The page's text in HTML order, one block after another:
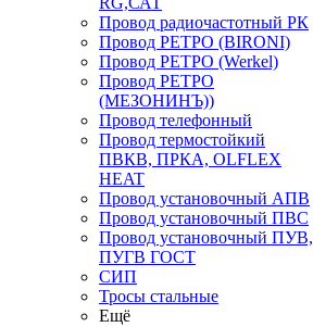
Провод радиочастотный РК
Провод РЕТРО (BIRONI)
Провод РЕТРО (Werkel)
Провод РЕТРО
(МЕЗОНИНЪ))
Провод телефонный
Провод термостойкий
ПВКВ, ПРКА, OLFLEX
HEAT
Провод установочный АПВ
Провод установочный ПВС
Провод установочный ПУВ,
ПУГВ ГОСТ
СИП
Тросы стальные
Ещё